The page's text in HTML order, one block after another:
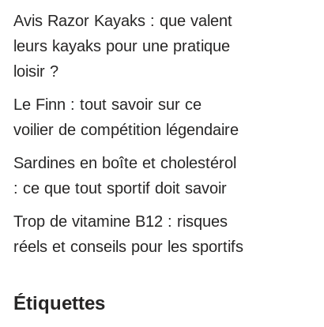
Avis Razor Kayaks : que valent
leurs kayaks pour une pratique
loisir ?
Le Finn : tout savoir sur ce
voilier de compétition légendaire
Sardines en boîte et cholestérol
: ce que tout sportif doit savoir
Trop de vitamine B12 : risques
réels et conseils pour les sportifs
Étiquettes